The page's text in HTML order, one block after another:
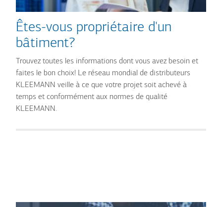
Êtes-vous propriétaire d'un
bâtiment?
Trouvez toutes les informations dont vous avez besoin et
faites le bon choix! Le réseau mondial de distributeurs
KLEEMANN veille à ce que votre projet soit achevé à
temps et conformément aux normes de qualité
KLEEMANN.